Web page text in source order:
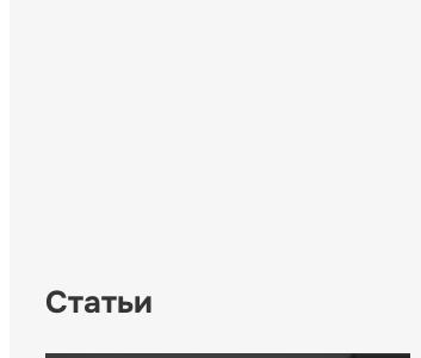
Статьи